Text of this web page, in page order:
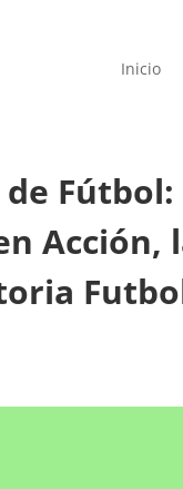
Inicio
Fútbol:
Acción,